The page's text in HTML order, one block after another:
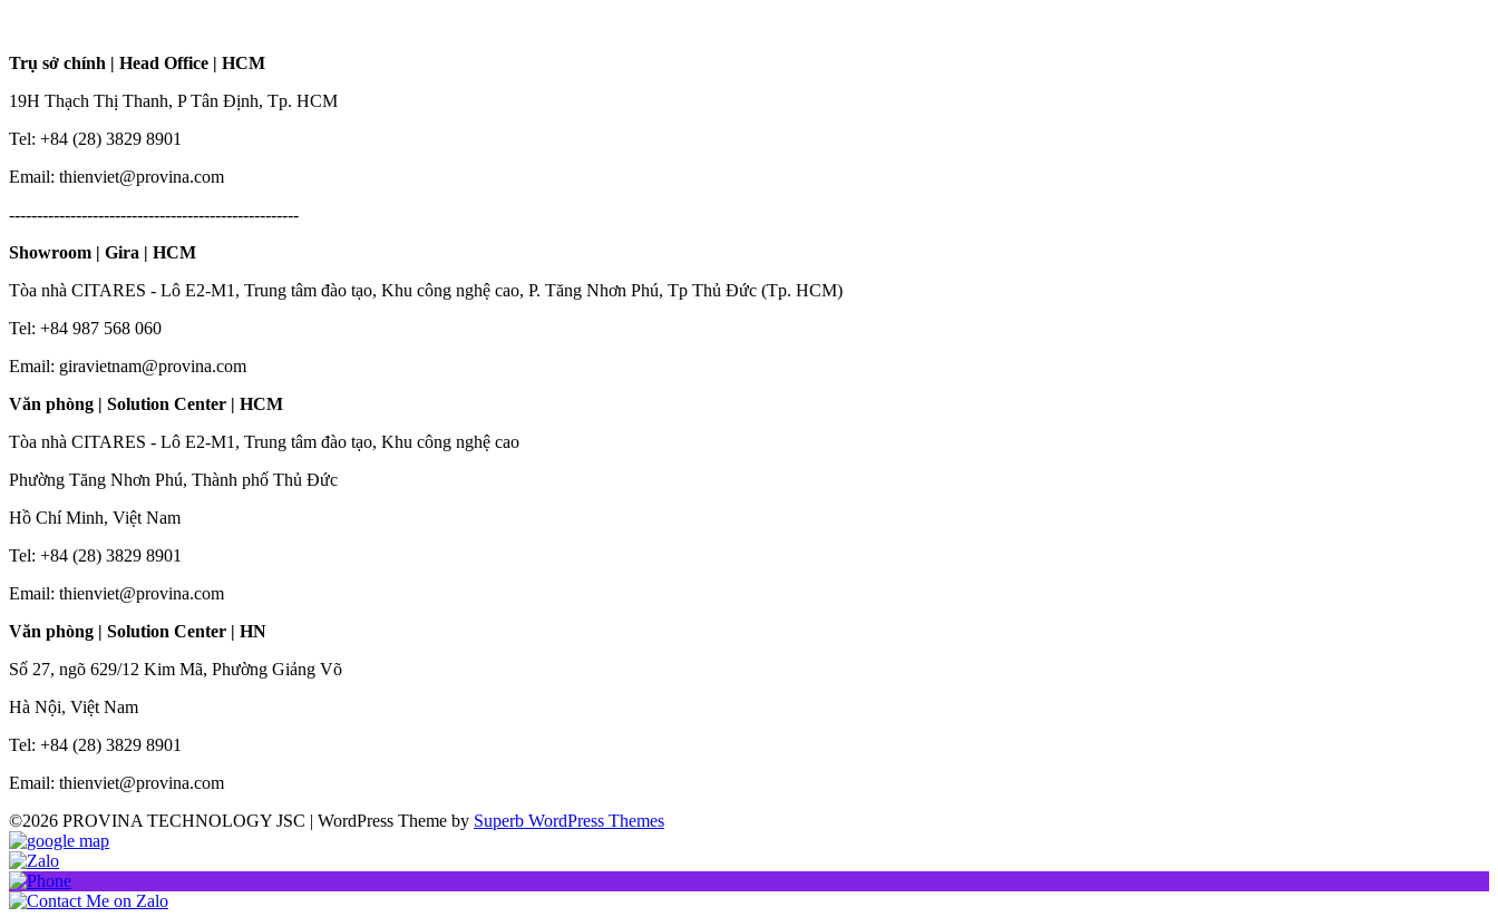
Trụ sở chính | Head Office | HCM
19H Thạch Thị Thanh, P Tân Định, Tp. HCM
Tel: +84 (28) 3829 8901
Email: thienviet@provina.com
----------------------------------------------------
Showroom | Gira | HCM
Tòa nhà CITARES - Lô E2-M1, Trung tâm đào tạo, Khu công nghệ cao, P. Tăng Nhơn Phú, Tp Thủ Đức (Tp. HCM)
Tel: +84 987 568 060
Email: giravietnam@provina.com
Văn phòng | Solution Center | HCM
Tòa nhà CITARES - Lô E2-M1, Trung tâm đào tạo, Khu công nghệ cao
Phường Tăng Nhơn Phú, Thành phố Thủ Đức
Hồ Chí Minh, Việt Nam
Tel: +84 (28) 3829 8901
Email: thienviet@provina.com
Văn phòng | Solution Center | HN
Số 27, ngõ 629/12 Kim Mã, Phường Giảng Võ
Hà Nội, Việt Nam
Tel: +84 (28) 3829 8901
Email: thienviet@provina.com
©2026 PROVINA TECHNOLOGY JSC | WordPress Theme by Superb WordPress Themes